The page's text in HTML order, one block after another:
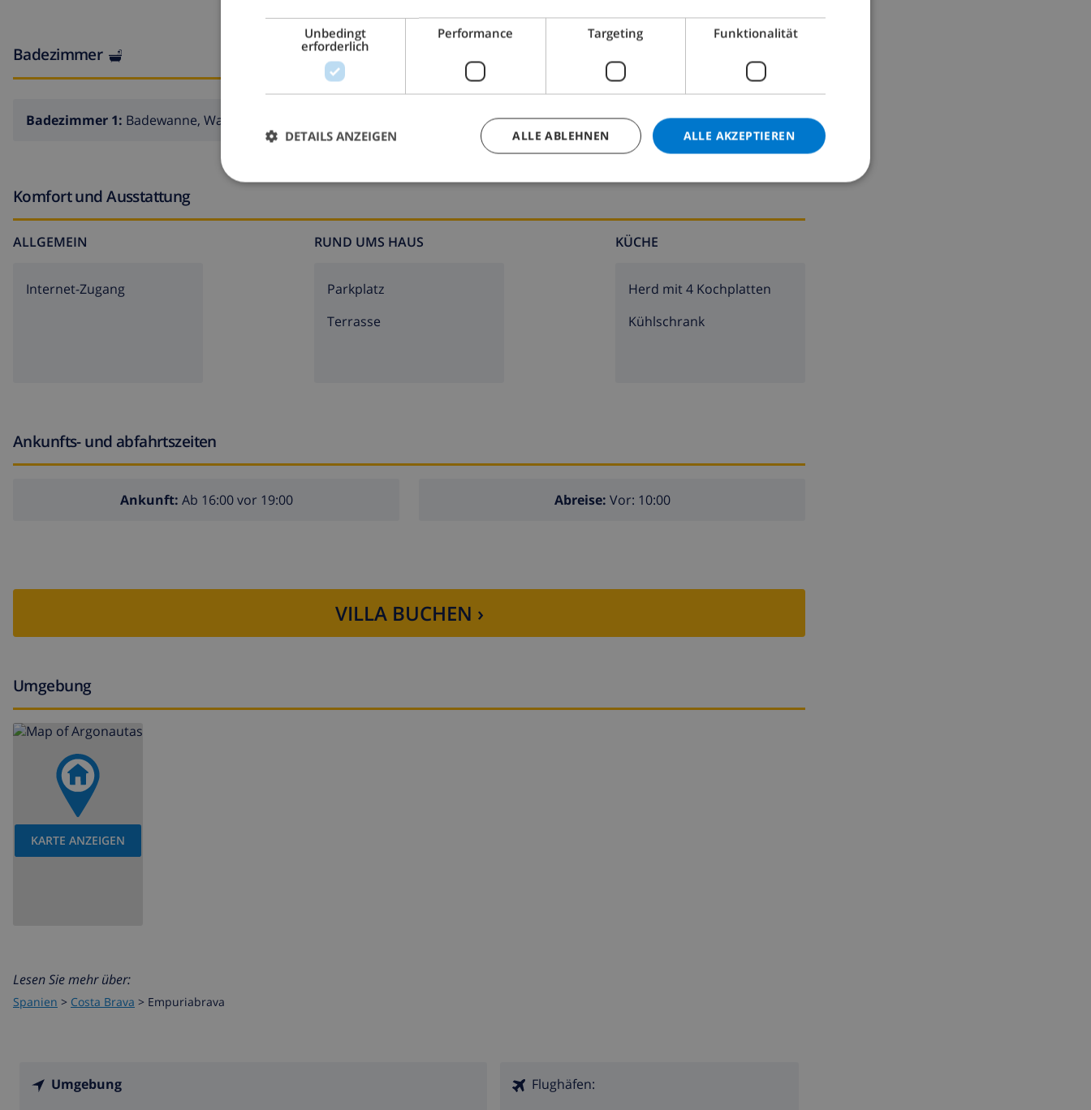
Badezimmer
Badezimmer 1: Badewanne, Waschbecken, Toilette Badezimmer 2:Badewanne, Waschbecken, Toilette
Komfort und Ausstattung
ALLGEMEIN
Internet-Zugang
RUND UMS HAUS
Parkplatz
Terrasse
KÜCHE
Herd mit 4 Kochplatten
Kühlschrank
Ankunfts- und abfahrtszeiten
Ankunft: Ab 16:00 vor 19:00 Abreise: Vor: 10:00
VILLA BUCHEN ›
Umgebung
KARTE ANZEIGEN
Lesen Sie mehr über:
Spanien > Costa Brava > Empuriabrava
Umgebung Flughäfen:
GERMAN
NORWEGIAN
Unbedingt
erforderlich
Performance Targeting Funktionalität
ALLE AKZEPTIEREN
ALLE ABLEHNEN
DETAILS ANZEIGEN